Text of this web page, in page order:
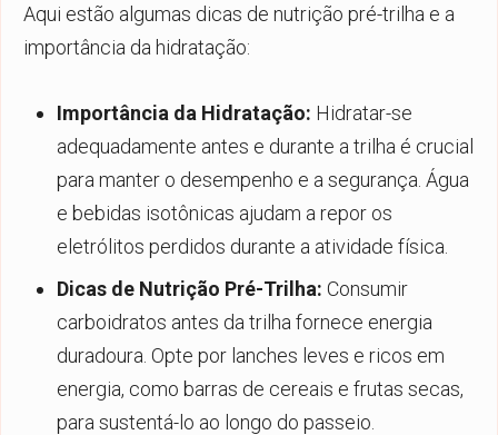
Aqui estão algumas dicas de nutrição pré-trilha e a
importância da hidratação:
Importância da Hidratação: Hidratar-se
adequadamente antes e durante a trilha é crucial
para manter o desempenho e a segurança. Água
e bebidas isotônicas ajudam a repor os
eletrólitos perdidos durante a atividade física.
Dicas de Nutrição Pré-Trilha: Consumir
carboidratos antes da trilha fornece energia
duradoura. Opte por lanches leves e ricos em
energia, como barras de cereais e frutas secas,
para sustentá-lo ao longo do passeio.